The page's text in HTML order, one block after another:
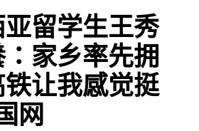
留学生王秀
家乡率先拥
让我感觉挺
网